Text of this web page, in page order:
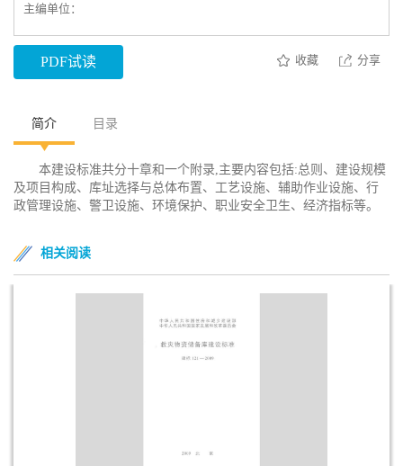
主编单位：
PDF试读 收藏 分享
简介 目录
本建设标准共分十章和一个附录,主要内容包括:总则、建设规模
及项目构成、库址选择与总体布置、工艺设施、辅助作业设施、行
政管理设施、警卫设施、环境保护、职业安全卫生、经济指标等。
相关阅读